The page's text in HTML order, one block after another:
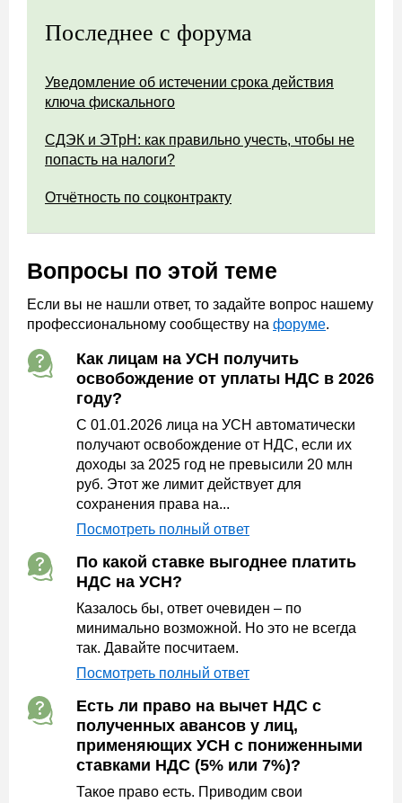
Последнее с форума
Уведомление об истечении срока действия
ключа фискального
СДЭК и ЭТрН: как правильно учесть, чтобы не
попасть на налоги?
Отчётность по соцконтракту
Вопросы по этой теме
Если вы не нашли ответ, то задайте вопрос нашему
профессиональному сообществу на форуме.
Как лицам на УСН получить
освобождение от уплаты НДС в 2026
году?
С 01.01.2026 лица на УСН автоматически
получают освобождение от НДС, если их
доходы за 2025 год не превысили 20 млн
руб. Этот же лимит действует для
сохранения права на...
Посмотреть полный ответ
По какой ставке выгоднее платить
НДС на УСН?
Казалось бы, ответ очевиден – по
минимально возможной. Но это не всегда
так. Давайте посчитаем.
Посмотреть полный ответ
Есть ли право на вычет НДС с
полученных авансов у лиц,
применяющих УСН с пониженными
ставками НДС (5% или 7%)?
Такое право есть. Приводим свои